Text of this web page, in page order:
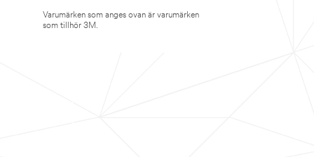
Varumärken som anges ovan är varumärken
som tillhör 3M.